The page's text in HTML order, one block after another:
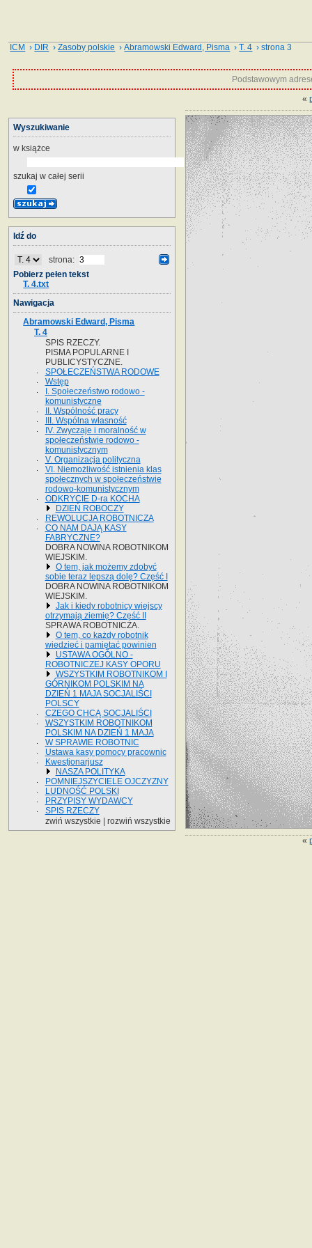
ICM › DIR ›Zasoby polskie ›Abramowski Edward, Pisma ›T. 4 › strona 3
Podstawowym
«
«
Wyszukiwanie
w książce
szukaj w całej serii
Idź do
strona:
Pobierz pełen tekst
T. 4.txt
Nawigacja
Abramowski Edward, Pisma
T. 4
SPIS RZECZY.
PISMA POPULARNE I
PUBLICYSTYCZNE.
SPOŁECZEŃSTWA RODOWE
Wstęp
I. Społeczeństwo rodowo -
komunistyczne
II. Wspólność pracy
III. Wspólna własność
IV. Zwyczaje i moralność w
społeczeństwie rodowo -
komunistycznym
V. Organizacja polityczna
VI. Niemożliwość istnienia klas
społecznych w społeczeństwie
rodowo-komunistycznym
ODKRYCIE D-ra KOCHA
DZIEŃ ROBOCZY
REWOLUCJA ROBOTNICZA
CO NAM DAJĄ KASY
FABRYCZNE?
DOBRA NOWINA ROBOTNIKOM
WIEJSKIM.
O tem, jak możemy zdobyć
sobie teraz lepszą dolę? Część I
DOBRA NOWINA ROBOTNIKOM
WIEJSKIM.
Jak i kiedy robotnicy wiejscy
otrzymają ziemię? Część II
SPRAWA ROBOTNICZA.
O tem, co każdy robotnik
wiedzieć i pamiętać powinien
USTAWA OGÓLNO -
ROBOTNICZEJ KASY OPORU
WSZYSTKIM ROBOTNIKOM I
GÓRNIKOM POLSKIM NA
DZIEŃ 1 MAJA SOCJALIŚCI
POLSCY
CZEGO CHCĄ SOCJALIŚCI
WSZYSTKIM ROBOTNIKOM
POLSKIM NA DZIEŃ 1 MAJA
W SPRAWIE ROBOTNIC
Ustawa kasy pomocy pracownic
Kwestjonarjusz
NASZA POLITYKA
POMNIEJSZYCIELE OJCZYZNY
LUDNOŚĆ POLSKI
PRZYPISY WYDAWCY
SPIS RZECZY
zwiń wszystkie
rozwiń wszystkie